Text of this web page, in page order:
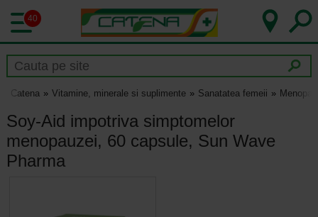
40
Catena Vitamine, minerale si suplimente Sanatatea femeii
Soy-Aid impotriva simptomelor
menopauzei, 60 capsule, Sun Wave
Pharma